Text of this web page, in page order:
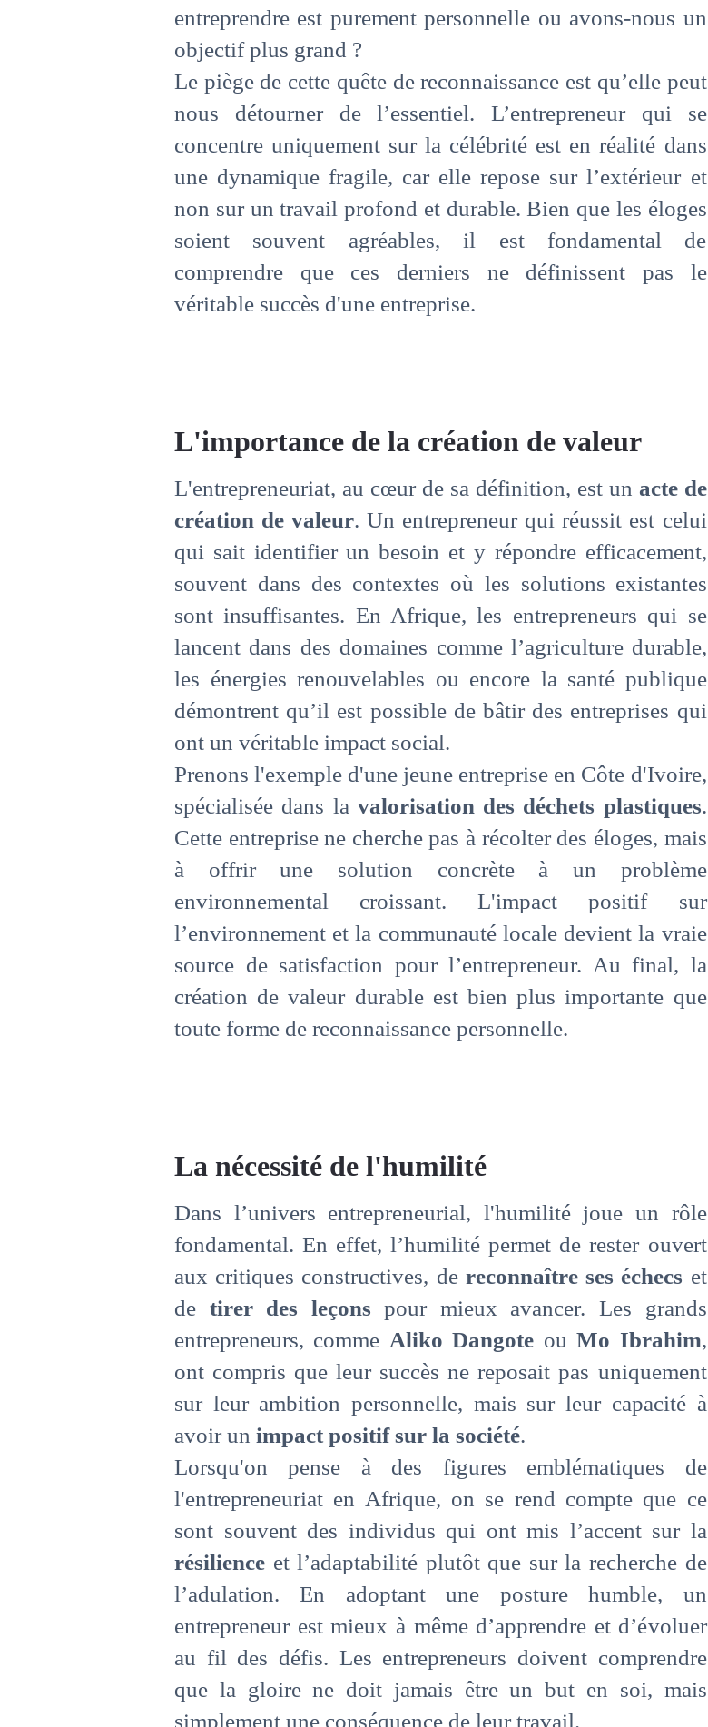
entreprendre est purement personnelle ou avons-nous un
objectif plus grand ?
Le piège de cette quête de reconnaissance est qu’elle peut
nous détourner de l’essentiel. L’entrepreneur qui se
concentre uniquement sur la célébrité est en réalité dans
une dynamique fragile, car elle repose sur l’extérieur et
non sur un travail profond et durable. Bien que les éloges
soient souvent agréables, il est fondamental de
comprendre que ces derniers ne définissent pas le
véritable succès d'une entreprise.
L'importance de la création de valeur
L'entrepreneuriat, au cœur de sa définition, est un acte de
création de valeur. Un entrepreneur qui réussit est celui
qui sait identifier un besoin et y répondre efficacement,
souvent dans des contextes où les solutions existantes
sont insuffisantes. En Afrique, les entrepreneurs qui se
lancent dans des domaines comme l’agriculture durable,
les énergies renouvelables ou encore la santé publique
démontrent qu’il est possible de bâtir des entreprises qui
ont un véritable impact social.
Prenons l'exemple d'une jeune entreprise en Côte d'Ivoire,
spécialisée dans la valorisation des déchets plastiques.
Cette entreprise ne cherche pas à récolter des éloges, mais
à offrir une solution concrète à un problème
environnemental croissant. L'impact positif sur
l’environnement et la communauté locale devient la vraie
source de satisfaction pour l’entrepreneur. Au final, la
création de valeur durable est bien plus importante que
toute forme de reconnaissance personnelle.
La nécessité de l'humilité
Dans l’univers entrepreneurial, l'humilité joue un rôle
fondamental. En effet, l’humilité permet de rester ouvert
aux critiques constructives, de reconnaître ses échecs et
de tirer des leçons pour mieux avancer. Les grands
entrepreneurs, comme Aliko Dangote ouMo Ibrahim,
ont compris que leur succès ne reposait pas uniquement
sur leur ambition personnelle, mais sur leur capacité à
avoir un impact positif sur la société.
Lorsqu'on pense à des figures emblématiques de
l'entrepreneuriat en Afrique, on se rend compte que ce
sont souvent des individus qui ont mis l’accent sur la
résilience et l’adaptabilité plutôt que sur la recherche de
l’adulation. En adoptant une posture humble, un
entrepreneur est mieux à même d’apprendre et d’évoluer
au fil des défis. Les entrepreneurs doivent comprendre
que la gloire ne doit jamais être un but en soi, mais
simplement une conséquence de leur travail.